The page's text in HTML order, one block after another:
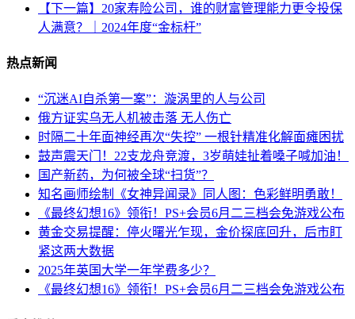
【下一篇】20家寿险公司，谁的财富管理能力更令投保
人满意？｜2024年度“金标杆”
热点新闻
“沉迷AI自杀第一案”：漩涡里的人与公司
俄方证实乌无人机被击落 无人伤亡
时隔二十年面神经再次“失控” 一根针精准化解面瘫困扰
鼓声震天门！22支龙舟竞渡，3岁萌娃扯着嗓子喊加油！
国产新药，为何被全球“扫货”？
知名画师绘制《女神异闻录》同人图：色彩鲜明勇敢！
《最终幻想16》领衔！PS+会员6月二三档会免游戏公布
黄金交易提醒：停火曙光乍现，金价探底回升，后市盯
紧这两大数据
2025年英国大学一年学费多少？
《最终幻想16》领衔！PS+会员6月二三档会免游戏公布